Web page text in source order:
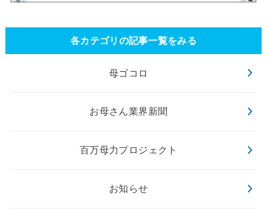
各カテゴリの記事一覧をみる
母ゴコロ
お母さん業界新聞
百万母力プロジェクト
お知らせ